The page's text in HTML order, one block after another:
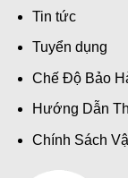
Tin tức
Tuyển dụng
Chế Độ Bảo
Hướng Dẫn
Chính Sách